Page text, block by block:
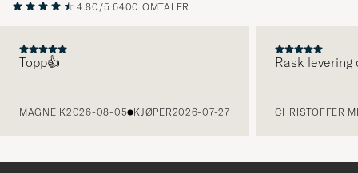
4.80/5 6400 OMTALER
Topp👍
MAGNE K2026-08-05 KJØPER2026-07-27
Rask
CHRISTOFFER